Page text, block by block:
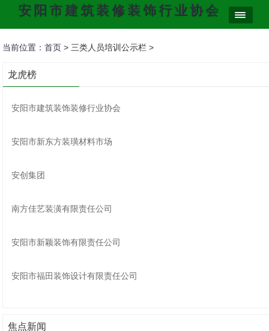
安阳市建筑装修装饰行业协会
当前位置：首页 > 三类人员培训公示栏 >
龙虎榜
安阳市建筑装饰装修行业协会
安阳市新东方装璜材料市场
安创集团
南方佳艺装潢有限责任公司
安阳市新颖装饰有限责任公司
安阳市福田装饰设计有限责任公司
焦点新闻